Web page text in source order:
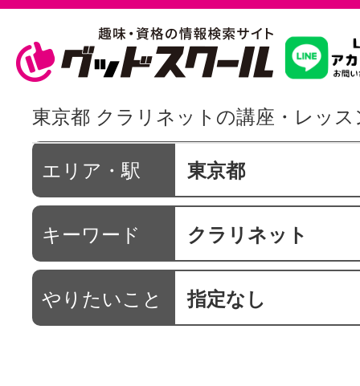
習いたいこ
スクールを
駅・路線か
通信講座を
東京都 クラリネットの講座・レッス
エリア・駅 東京都
キーワード クラリネット
やりたいこと 指定なし